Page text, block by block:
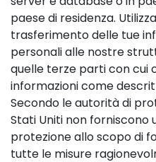
paese di residenza.
trasferimento delle tue
personali alle nostre
quelle terze parti con cui
informazioni come
Secondo le autorità di
Stati Uniti non forniscono
protezione allo scopo di
tutte le misure